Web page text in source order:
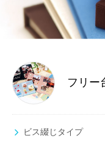
フリー
ビス綴じタイプ